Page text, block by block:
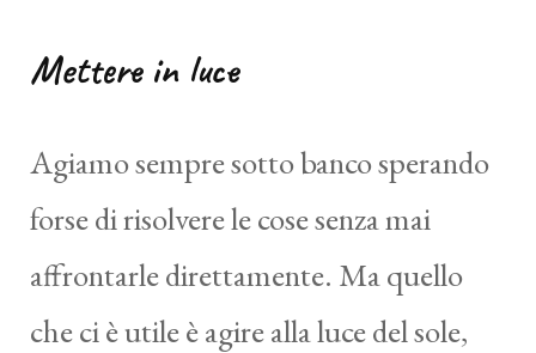
Mettere in luce
Agiamo sempre sotto banco sperando
forse di risolvere le cose senza mai
affrontarle direttamente. Ma quello
che ci è utile è agire alla luce del sole,